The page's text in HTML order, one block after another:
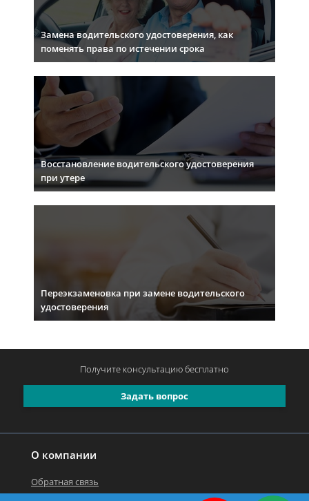
Замена водительского удостоверения, как
поменять права по истечении срока
Восстановление водительского удостоверения
при утере
Переэкзаменовка при замене водительского
удостоверения
О компании
Обратная связь
Задать вопрос
Получите консультациюбесплатно